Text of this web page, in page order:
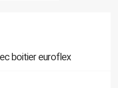
boitier euroflex